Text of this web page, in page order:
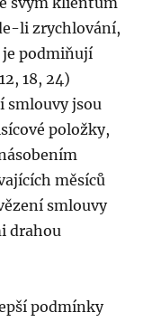
li zrychlování,
podmiňují
18, 24)
smlouvy jsou
položky,
měsíců
smlouvy
drahou
podmínky